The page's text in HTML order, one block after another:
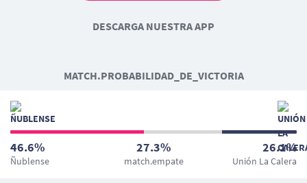
DESCARGA NUESTRA APP
MATCH.PROBABILIDAD_DE_VICTORIA
46.6%
Ñublense
27.3%
match.empate
26.1%
Unión La Calera